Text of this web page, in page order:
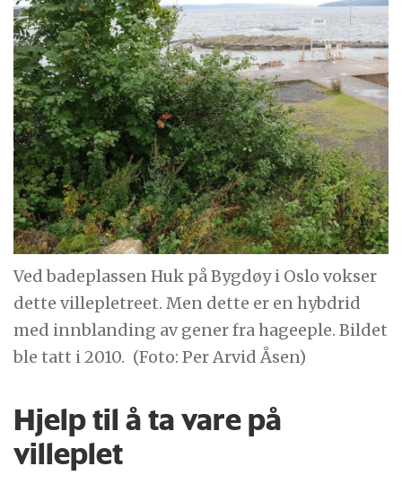
Ved badeplassen Huk på Bygdøy i Oslo vokser
dette villepletreet. Men dette er en hybdrid
med innblanding av gener fra hageeple. Bildet
ble tatt i 2010. (Foto: Per Arvid Åsen)
Hjelp til å ta vare på
villeplet